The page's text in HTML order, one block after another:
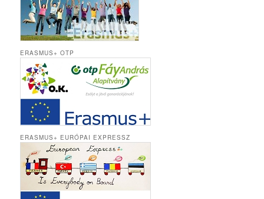
ERASMUS+ OTP
ERASMUS+ EURÓPAI EXPRESSZ